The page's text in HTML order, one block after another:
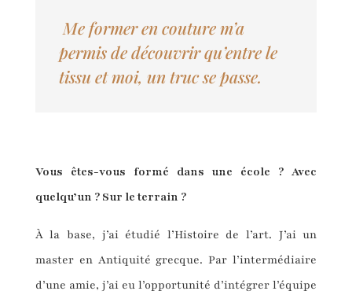
Me former en couture m’a
permis de découvrir qu’entre le
tissu et moi, un trucse passe.
Vous êtes-vous formé dans une école ? Avec
quelqu’un ? Sur le terrain ?
À la base, j’ai étudié l’Histoire de l’art. J’ai un
master en Antiquité grecque. Par l’intermédiaire
d’une amie, j’ai eu l’opportunité d’intégrer l’équipe